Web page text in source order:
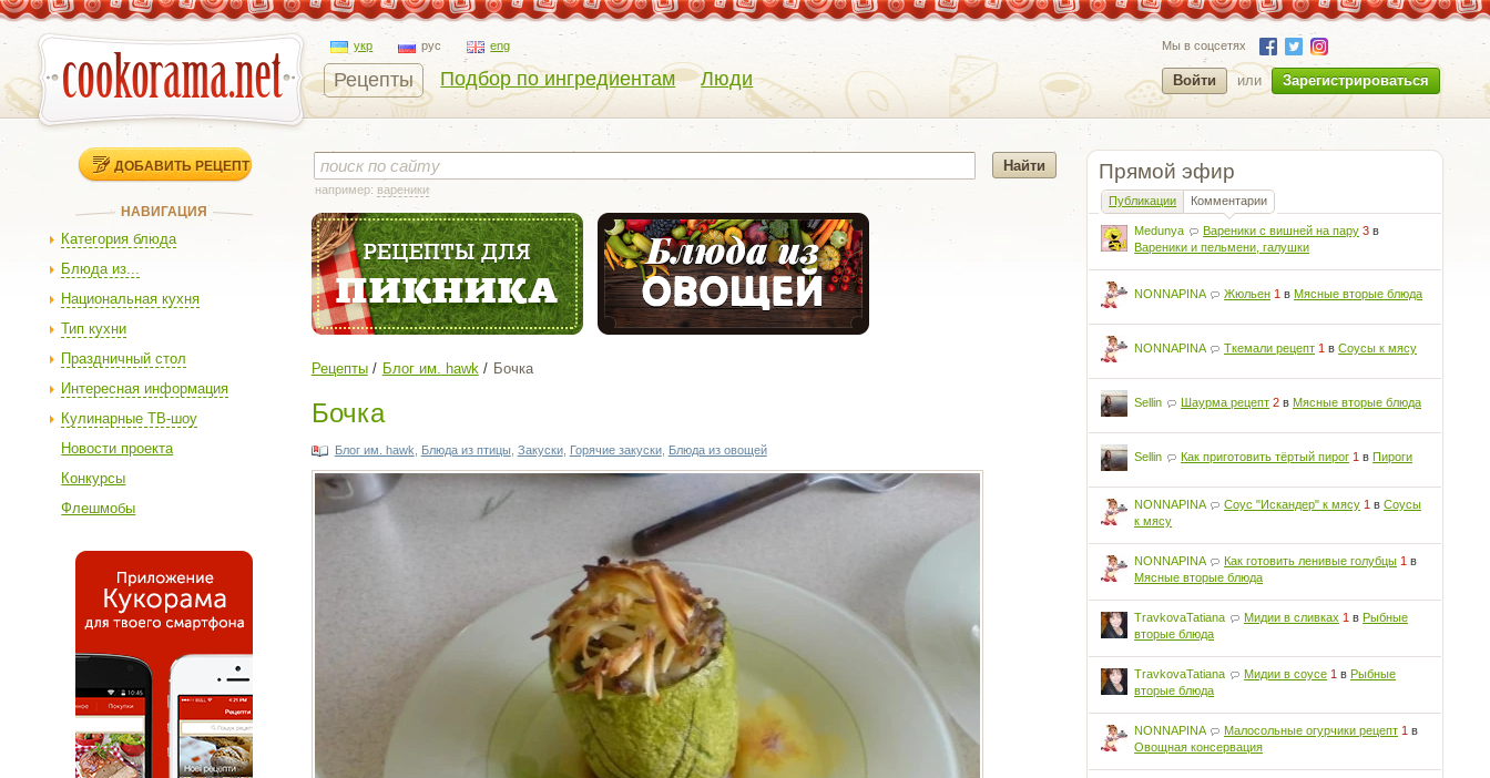
укр рус eng
Рецепты Подбор по ингредиентам Люди
Мы в соцсетях
Войти или Зарегистрироваться
ДОБАВИТЬ РЕЦЕПТ
НАВИГАЦИЯ
Категория блюда
Блюда из...
Национальная кухня
Тип кухни
Праздничный стол
Интересная информация
Кулинарные ТВ-шоу
Новости проекта
Конкурсы
Флешмобы
Прямой эфир
Публикации Комментарии
Medunya Вареники с вишней на пару 3 в
Вареники и пельмени, галушки
NONNAPINA Жюльен 1 вМясные вторые блюда
NONNAPINA Ткемали рецепт 1 вСоусы к мясу
Sellin Шаурма рецепт 2 вМясные вторые блюда
Sellin Как приготовить тёртый пирог 1 вПироги
NONNAPINA Соус "Искандер" к мясу 1 вСоусы
к мясу
NONNAPINA Как готовить ленивые голубцы 1 в
Мясные вторые блюда
TravkovaTatiana Мидии в сливках 1 вРыбные
вторые блюда
TravkovaTatiana Мидии в соусе 1 вРыбные
вторые блюда
NONNAPINA Малосольные огурчики рецепт 1 в
Овощная консервация
например: вареники
Рецепты Блог им. hawk Бочка
Бочка
Блог им. hawk Блюда из птицы Закуски, Горячие закуски, Блюда из овощей